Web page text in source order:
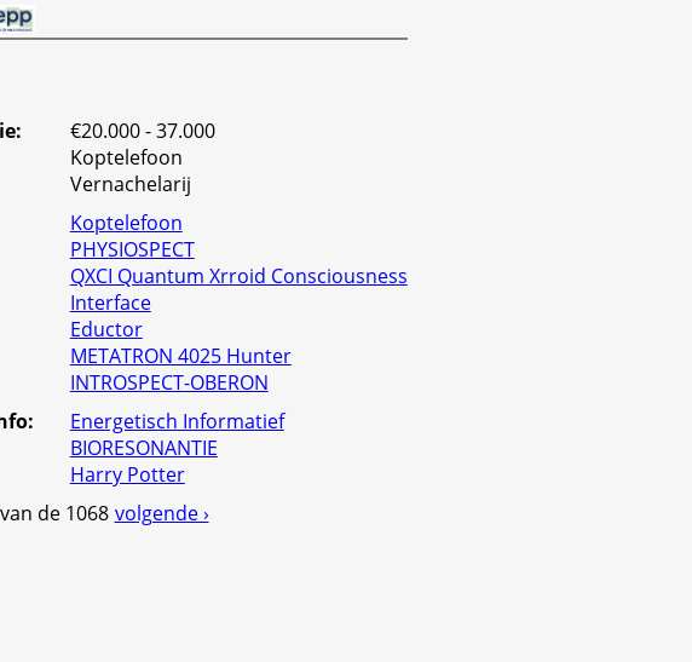
€20.000 - 37.000
Koptelefoon
Vernachelarij
Koptelefoon
PHYSIOSPECT
QXCI Quantum Xrroid Consciousness
Interface
Eductor
METATRON 4025 Hunter
INTROSPECT-OBERON
:
Energetisch Informatief
BIORESONANTIE
Harry Potter
de 1068 volgende ›